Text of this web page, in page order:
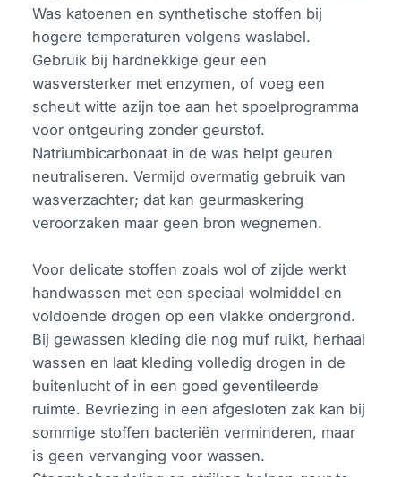
Was katoenen en synthetische stoffen bij
hogere temperaturen volgens waslabel.
Gebruik bij hardnekkige geur een
wasversterker met enzymen, of voeg een
scheut witte azijn toe aan het spoelprogramma
voor ontgeuring zonder geurstof.
Natriumbicarbonaat in de was helpt geuren
neutraliseren. Vermijd overmatig gebruik van
wasverzachter; dat kan geurmaskering
veroorzaken maar geen bron wegnemen.
Voor delicate stoffen zoals wol of zijde werkt
handwassen met een speciaal wolmiddel en
voldoende drogen op een vlakke ondergrond.
Bij gewassen kleding die nog muf ruikt, herhaal
wassen en laat kleding volledig drogen in de
buitenlucht of in een goed geventileerde
ruimte. Bevriezing in een afgesloten zak kan bij
sommige stoffen bacteriën verminderen, maar
is geen vervanging voor wassen.